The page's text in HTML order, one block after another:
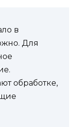
в
Для
обработке,